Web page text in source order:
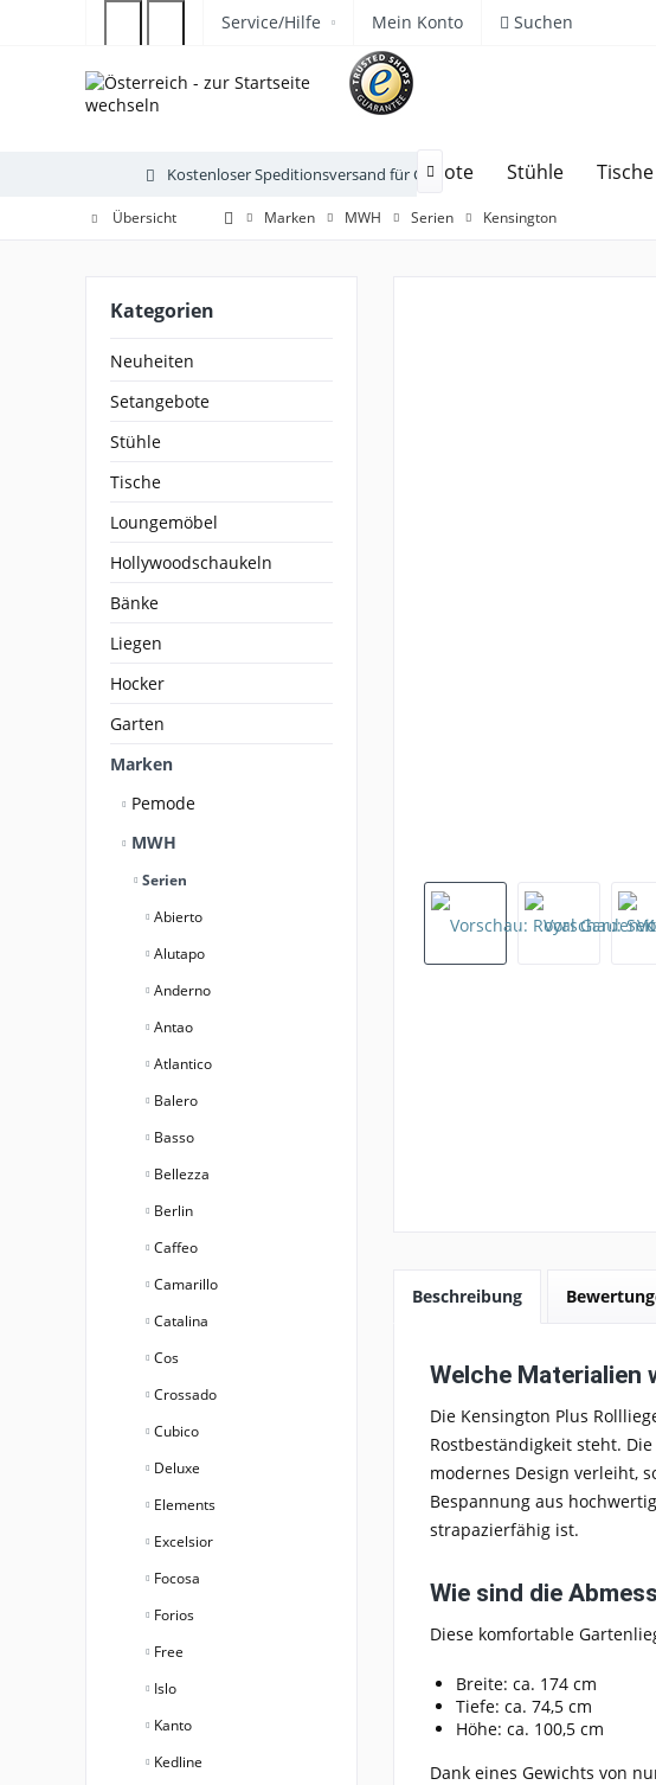
Service/Hilfe Mein Konto Suchen
Neuheiten Setangebote Stühle Tische

Kostenloser Speditionsversand für Gartenmöbel
Übersicht Marken MWH Serien Kensington
Kategorien
Neuheiten
Setangebote
Stühle
Tische
Loungemöbel
Hollywoodschaukeln
Bänke
Liegen
Hocker
Garten
Marken
Pemode
MWH
Serien
Abierto
Alutapo
Anderno
Antao
Atlantico
Balero
Basso
Bellezza
Berlin
Caffeo
Camarillo
Catalina
Cos
Crossado
Cubico
Deluxe
Elements
Excelsior
Focosa
Forios
Free
Islo
Kanto
Kedline
Beschreibung
Welche Materialien
Die Kensington Plus
Rostbeständigkeit steht.
modernes Design verleiht,
Bespannung aus
strapazierfähig ist.
Wie sind die
Diese komfortable
Breite: ca. 174 cm
Tiefe: ca. 74,5 cm
Höhe: ca. 100,5 cm
Dank eines Gewichts von